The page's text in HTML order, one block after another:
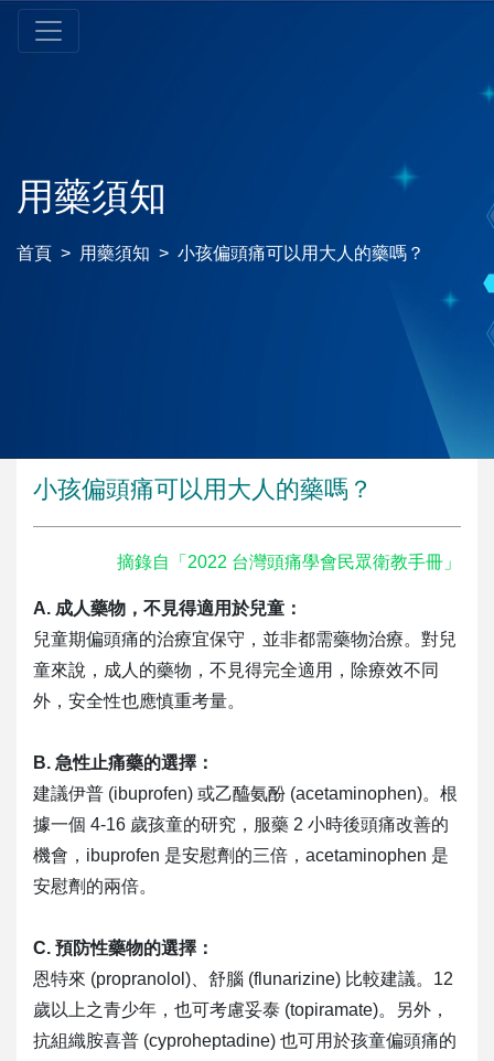
用藥須知
首頁 用藥須知 小孩偏頭痛可以用大人的藥嗎？
小孩偏頭痛可以用大人的藥嗎？
摘錄自「2022 台灣頭痛學會民眾衛教手冊」
A. 成人藥物，不見得適用於兒童：
兒童期偏頭痛的治療宜保守，並非都需藥物治療。對兒
童來說，成人的藥物，不見得完全適用，除療效不同
外，安全性也應慎重考量。
B. 急性止痛藥的選擇：
建議伊普 (ibuprofen) 或乙醯氨酚 (acetaminophen)。根
據一個 4-16 歲孩童的研究，服藥 2 小時後頭痛改善的
機會，ibuprofen 是安慰劑的三倍，acetaminophen 是
安慰劑的兩倍。
C. 預防性藥物的選擇：
恩特來 (propranolol)、舒腦 (flunarizine) 比較建議。12
歲以上之青少年，也可考慮妥泰 (topiramate)。另外，
抗組織胺喜普 (cyproheptadine) 也可用於孩童偏頭痛的